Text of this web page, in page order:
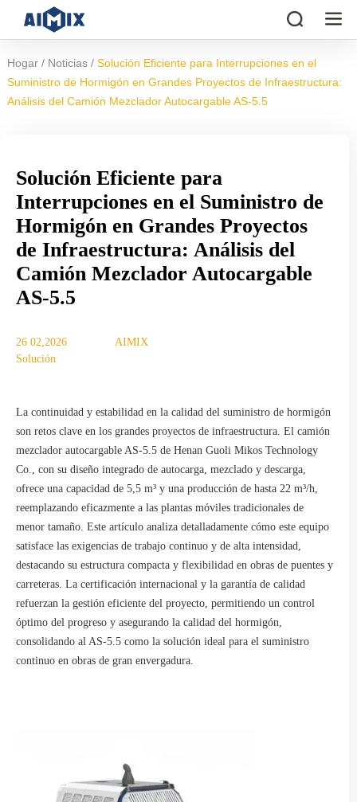
Hogar / Noticias / Solución Eficiente para Interrupciones en el
Suministro de Hormigón en Grandes Proyectos de Infraestructura:
Análisis del Camión Mezclador Autocargable AS-5.5
Solución Eficiente para
Interrupciones en el Suministro de
Hormigón en Grandes Proyectos
de Infraestructura: Análisis del
Camión Mezclador Autocargable
AS-5.5
26 02,2026
AIMIX
Solución
La continuidad y estabilidad en la calidad del suministro de hormigón
son retos clave en los grandes proyectos de infraestructura. El camión
mezclador autocargable AS-5.5 de Henan Guoli Mikos Technology
Co., con su diseño integrado de autocarga, mezclado y descarga,
ofrece una capacidad de 5,5 m³ y una producción de hasta 22 m³/h,
reemplazando eficazmente a las plantas móviles tradicionales de
menor tamaño. Este artículo analiza detalladamente cómo este equipo
satisface las exigencias de trabajo continuo y de alta intensidad,
destacando su estructura compacta y flexibilidad en obras de puentes y
carreteras. La certificación internacional y la garantía de calidad
refuerzan la gestión eficiente del proyecto, permitiendo un control
óptimo del progreso y asegurando la calidad del hormigón,
consolidando al AS-5.5 como la solución ideal para el suministro
continuo en obras de gran envergadura.